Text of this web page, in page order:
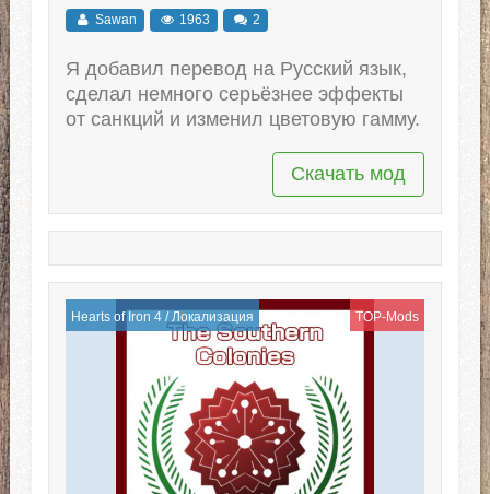
Sawan 1963 2
Я добавил перевод на Русский язык,
сделал немного серьёзнее эффекты
от санкций и изменил цветовую гамму.
Скачать мод
Hearts of Iron 4/ Локализация TOP-Mods